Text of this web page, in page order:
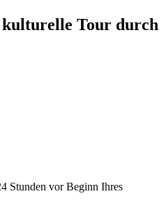
kulturelle Tour durch
Stunden vor Beginn Ihres